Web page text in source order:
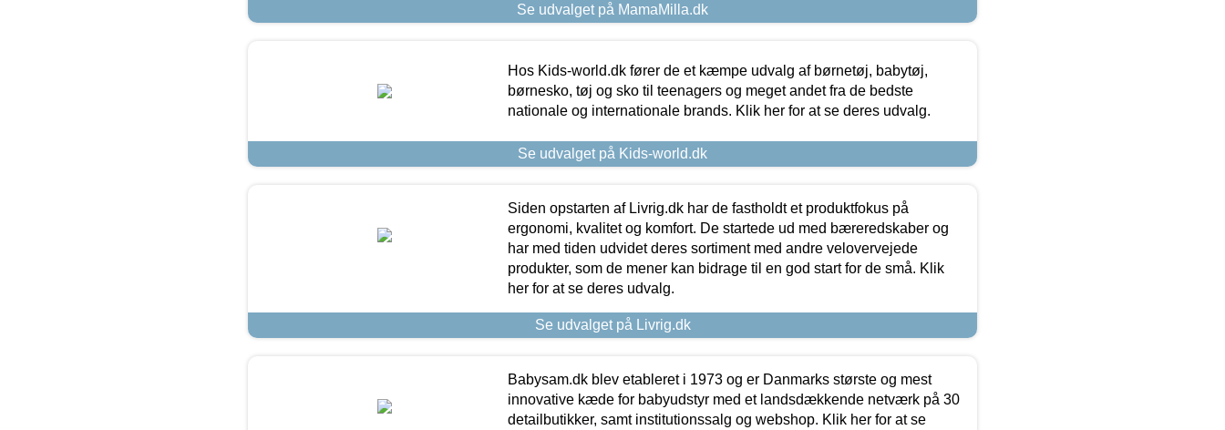
Se udvalget på MamaMilla.dk
Hos Kids-world.dk fører de et kæmpe udvalg af børnetøj, babytøj,
børnesko, tøj og sko til teenagers og meget andet fra de bedste
nationale og internationale brands. Klik her for at se deres udvalg.
Se udvalget på Kids-world.dk
Siden opstarten af Livrig.dk har de fastholdt et produktfokus på
ergonomi, kvalitet og komfort. De startede ud med bæreredskaber og
har med tiden udvidet deres sortiment med andre velovervejede
produkter, som de mener kan bidrage til en god start for de små. Klik
her for at se deres udvalg.
Se udvalget på Livrig.dk
Babysam.dk blev etableret i 1973 og er Danmarks største og mest
innovative kæde for babyudstyr med et landsdækkende netværk på 30
detailbutikker, samt institutionssalg og webshop. Klik her for at se